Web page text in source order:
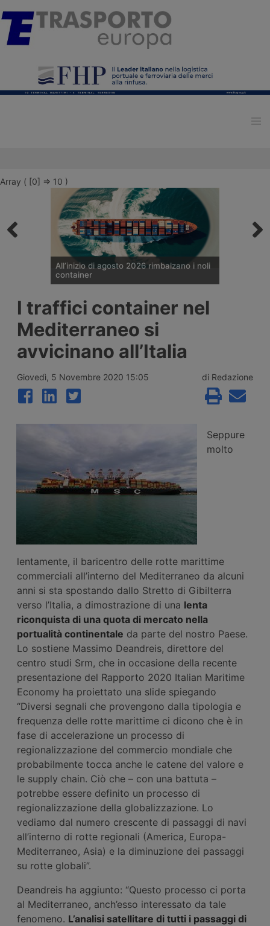
Array ( [0] => 10 )
All’inizio di agosto 2026 rimbalzano i noli
container
container diffusi il 6 agosto 2026 da
Drewry mostrano un aumento medio
globale dell’uno percento, interrompendo
tre settimane di calo grazie ai rialzi record
sul transpacifico Shanghai-New York e
Shanghai-Los Angeles.
I traffici container nel
Mediterraneo si
avvicinano all’Italia
Giovedì, 5 Novembre 2020 15:05 di Redazione
Seppure
molto
lentamente, il baricentro delle rotte marittime
commerciali all’interno del Mediterraneo da alcuni
anni si sta spostando dallo Stretto di Gibilterra
verso l’Italia, a dimostrazione di una lenta
riconquista di una quota di mercato nella
portualità continentale da parte del nostro Paese.
Lo sostiene Massimo Deandreis, direttore del
centro studi Srm, che in occasione della recente
presentazione del Rapporto 2020 Italian Maritime
Economy ha proiettato una slide spiegando
“Diversi segnali che provengono dalla tipologia e
frequenza delle rotte marittime ci dicono che è in
fase di accelerazione un processo di
regionalizzazione del commercio mondiale che
probabilmente tocca anche le catene del valore e
le supply chain. Ciò che – con una battuta –
potrebbe essere definito un processo di
regionalizzazione della globalizzazione. Lo
vediamo dal numero crescente di passaggi di navi
all’interno di rotte regionali (America, Europa-
Mediterraneo, Asia) e la diminuzione dei passaggi
su rotte globali”.
Deandreis ha aggiunto: “Questo processo ci porta
al Mediterraneo, anch’esso interessato da tale
fenomeno. L’analisi satellitare di tutti i passaggi di